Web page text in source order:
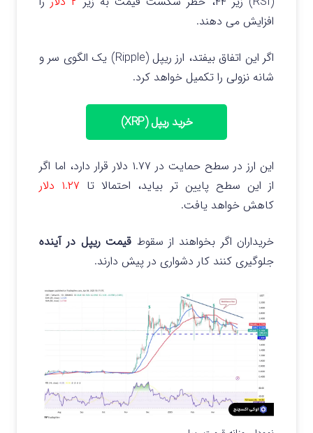
افزایش می دهند.
اگر این اتفاق بیفتد، ارز ریپل (Ripple) یک الگوی سر و
شانه نزولی را تکمیل خواهد کرد.
خرید ریپل (XRP)
این ارز در سطح حمایت در ۱.۷۷ دلار قرار دارد، اما اگر
از این سطح پایین تر بیاید، احتمالا تا ۱.۲۷ دلار
کاهش خواهد یافت.
خریداران اگر بخواهند از سقوط قیمت ریپل در آینده
جلوگیری کنند کار دشواری در پیش دارند.